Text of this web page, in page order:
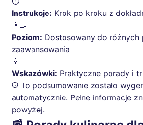
Instrukcje: Krok po kroku z
👨‍🍳
Poziom: Dostosowany do różnych
zaawansowania
💡
Wskazówki: Praktyczne porady i
To podsumowanie zostało
automatycznie. Pełne informacje
powyżej.